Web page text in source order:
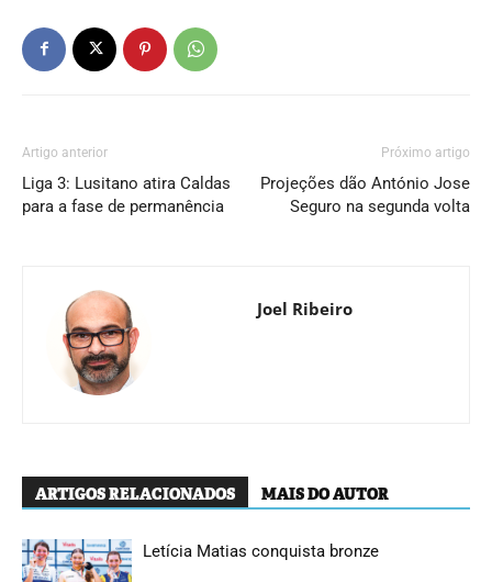
Artigo anterior
Liga 3: Lusitano atira Caldas
para a fase de permanência
Próximo artigo
Projeções dão António Jose
Seguro na segunda volta
Joel Ribeiro
ARTIGOS RELACIONADOS MAIS DO AUTOR
Letícia Matias conquista bronze